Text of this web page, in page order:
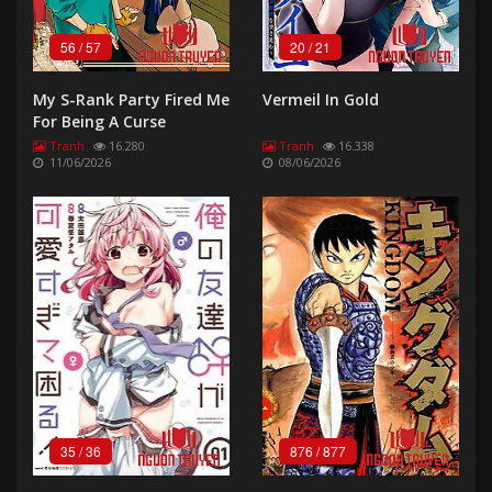
56 /57
My S-Rank Party Fired Me
For Being A Curse
Artificer ~ I Can Only
Make “Cursed Items”, But
Chỉ Biết Chế Tạo Trang Bị
Nguyền Rủa
Tranh
16.280
11/06/2026
20 /21
Vermeil In Gold
Tranh
16.338
08/06/2026
35 /36 876 /877